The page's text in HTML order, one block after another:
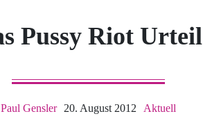
Pussy Riot Urteil
Paul Gensler 20. August 2012 Aktuell